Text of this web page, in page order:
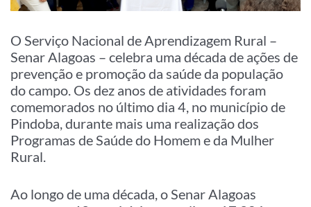
O Serviço Nacional de Aprendizagem Rural –
Senar Alagoas – celebra uma década de ações de
prevenção e promoção da saúde da população
do campo. Os dez anos de atividades foram
comemorados no último dia 4, no município de
Pindoba, durante mais uma realização dos
Programas de Saúde do Homem e da Mulher
Rural.
Ao longo de uma década, o Senar Alagoas